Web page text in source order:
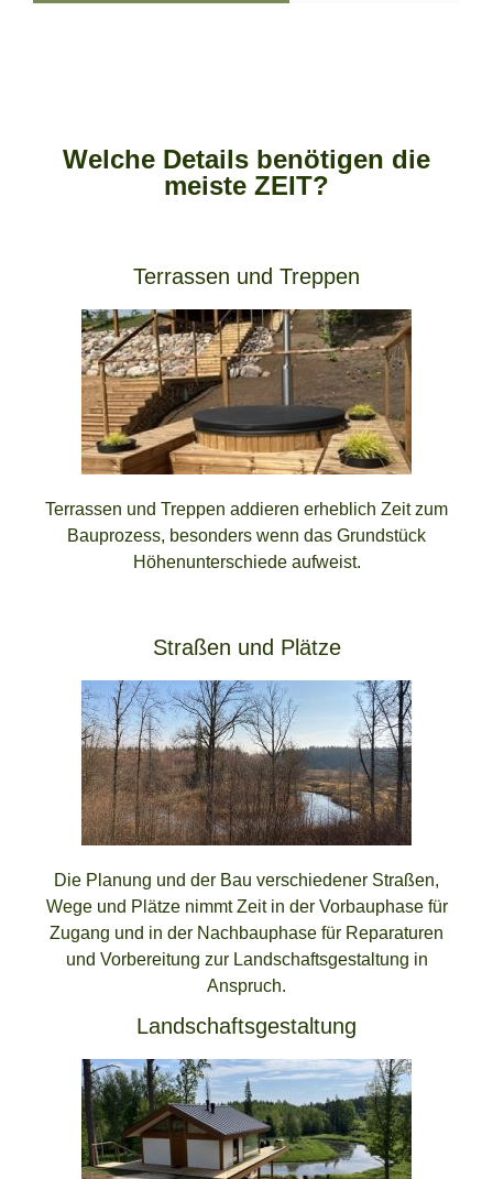
Welche Details benötigen die
meiste ZEIT?
Terrassen und Treppen
Terrassen und Treppen addieren erheblich Zeit zum
Bauprozess, besonders wenn das Grundstück
Höhenunterschiede aufweist.
Straßen und Plätze
Die Planung und der Bau verschiedener Straßen,
Wege und Plätze nimmt Zeit in der Vorbauphase für
Zugang und in der Nachbauphase für Reparaturen
und Vorbereitung zur Landschaftsgestaltung in
Anspruch.
Landschaftsgestaltung